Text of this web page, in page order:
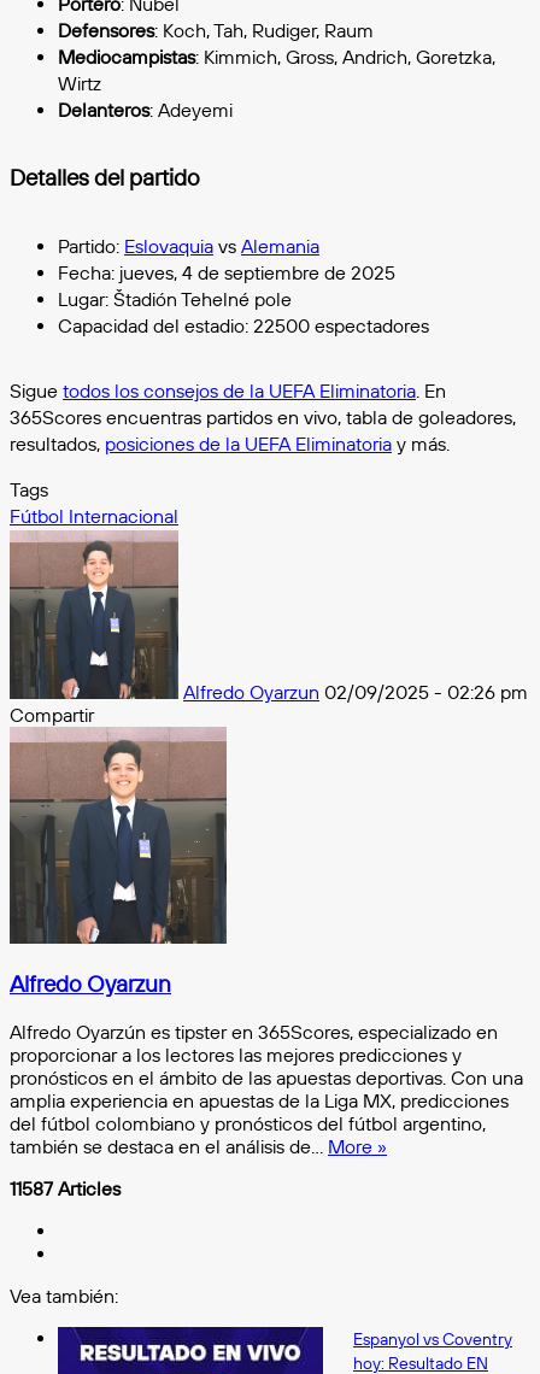
Defensores: Koch, Tah, Rudiger, Raum
Mediocampistas: Kimmich, Gross, Andrich, Goretzka,
Wirtz
Delanteros: Adeyemi
Detalles del partido
Partido: Eslovaquia vs Alemania
Fecha: jueves, 4 de septiembre de 2025
Lugar: Štadión Tehelné pole
Capacidad del estadio: 22500 espectadores
Sigue todos los consejos de la UEFA Eliminatoria. En
365Scores encuentras partidos en vivo, tabla de goleadores,
resultados, posiciones de la UEFA Eliminatoria y más.
Tags
Fútbol Internacional
Alfredo Oyarzun 02/09/2025 - 02:26 pm
Compartir
Facebook
X
Messenger
Messenger
WhatsApp
Telegram
Compartir
mail
Alfredo Oyarzun
Alfredo Oyarzún es tipster en 365Scores, especializado en
proporcionar a los lectores las mejores predicciones y
pronósticos en el ámbito de las apuestas deportivas. Con una
amplia experiencia en apuestas de la Liga MX, predicciones
del fútbol colombiano y pronósticos del fútbol argentino,
también se destaca en el análisis de… More »
11587 Articles
Vea también:
Espanyol vs Coventry
hoy: Resultado EN